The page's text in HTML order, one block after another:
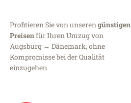
Profitieren Sie von unserengünstigen
Preisenfür Ihren Umzug von
Augsburg → Dänemark, ohne
Kompromisse bei der Qualität
einzugehen.